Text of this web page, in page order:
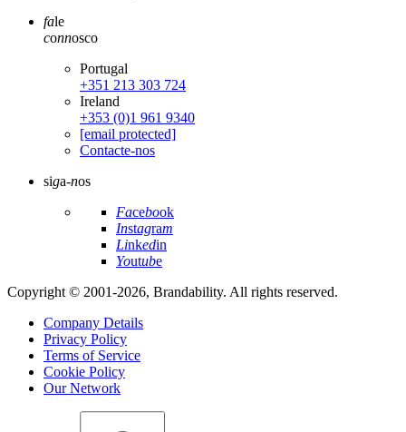
fale
connosco
Portugal
+351 213 303 724
Ireland
+353 (0)1 961 9340
[email protected]
Contacte-nos
siga-nos
Facebook
Instagram
Linkedin
Youtube
Copyright © 2001-2026, Brandability. All rights reserved.
Company Details
Privacy Policy
Terms of Service
Cookie Policy
Our Network